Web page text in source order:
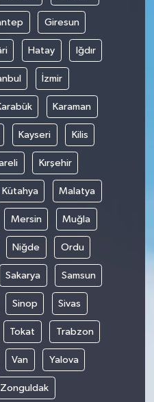
Giresun
Hatay Iğdır
İzmir
Karaman
Kayseri Kilis
Kırşehir
Kütahya Malatya
Mersin Muğla
Niğde Ordu
Sakarya Samsun
Sinop Sivas
Tokat Trabzon
Van Yalova
Zonguldak